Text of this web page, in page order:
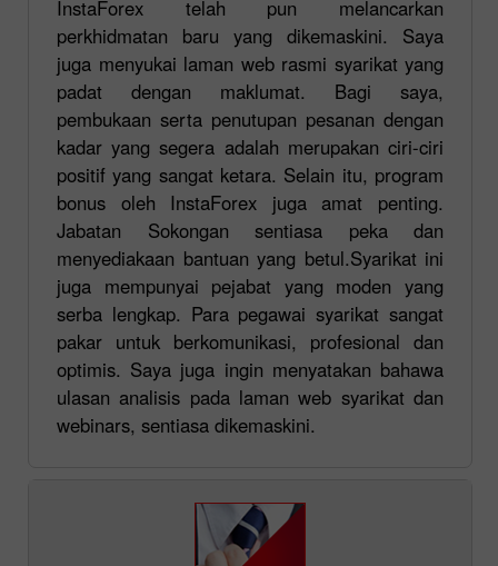
InstaForex telah pun melancarkan
perkhidmatan baru yang dikemaskini. Saya
juga menyukai laman web rasmi syarikat yang
padat dengan maklumat. Bagi saya,
pembukaan serta penutupan pesanan dengan
kadar yang segera adalah merupakan ciri-ciri
positif yang sangat ketara. Selain itu, program
bonus oleh InstaForex juga amat penting.
Jabatan Sokongan sentiasa peka dan
menyediakaan bantuan yang betul.Syarikat ini
juga mempunyai pejabat yang moden yang
serba lengkap. Para pegawai syarikat sangat
pakar untuk berkomunikasi, profesional dan
optimis. Saya juga ingin menyatakan bahawa
ulasan analisis pada laman web syarikat dan
webinars, sentiasa dikemaskini.